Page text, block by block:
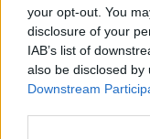
your opt-out. You
disclosure of your
IAB’s list of
also be disclosed
Downstream